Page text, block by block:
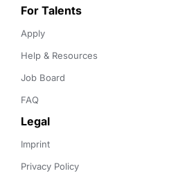
For Talents
Apply
Help & Resources
Job Board
FAQ
Legal
Imprint
Privacy Policy